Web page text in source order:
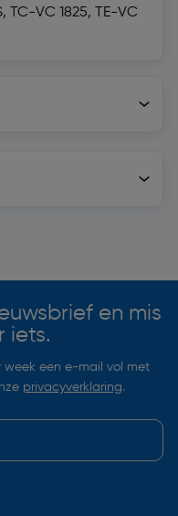
TC-VC 1825, TE-VC
en mis
iets.
week een e-mail vol met
privacyverklaring.